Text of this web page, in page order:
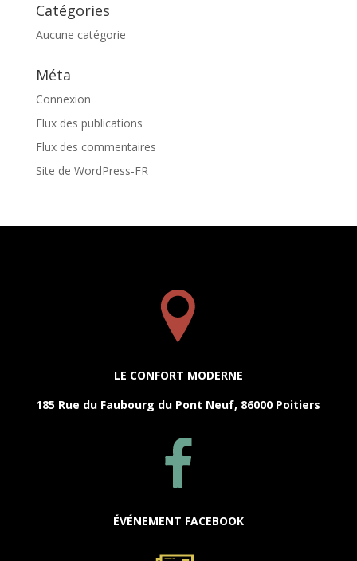
Catégories
Aucune catégorie
Méta
Connexion
Flux des publications
Flux des commentaires
Site de WordPress-FR
LE CONFORT MODERNE
185 Rue du Faubourg du Pont Neuf, 86000 Poitiers
ÉVÉNEMENT FACEBOOK